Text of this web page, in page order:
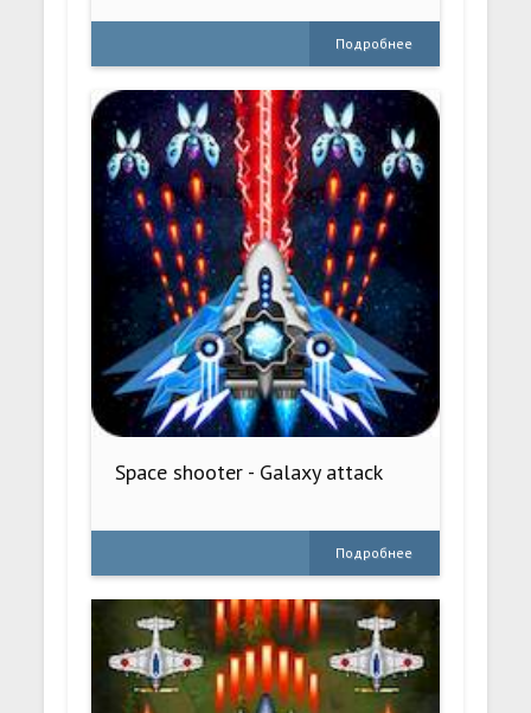
Подробнее
Space shooter - Galaxy attack
Подробнее